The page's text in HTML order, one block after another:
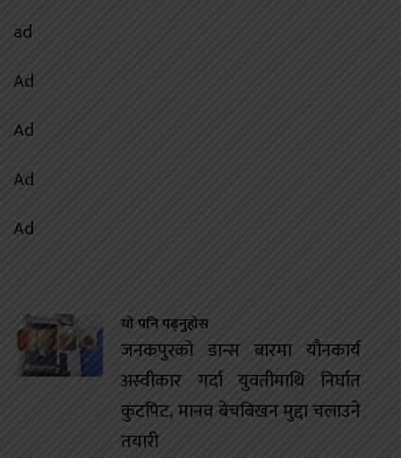
ad
Ad
Ad
Ad
Ad
यो पनि पढ्नुहोस
जनकपुरको डान्स बारमा यौनकार्य
अस्वीकार गर्दा युवतीमाथि निर्घात
कुटपिट, मानव बेचबिखन मुद्दा चलाउने
तयारी